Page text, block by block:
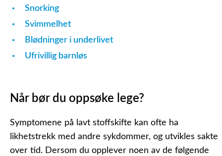
Snorking
Svimmelhet
Blødninger i underlivet
Ufrivillig barnløs
Når bør du oppsøke lege?
Symptomene på lavt stoffskifte kan ofte ha
likhetstrekk med andre sykdommer, og utvikles sakte
over tid. Dersom du opplever noen av de følgende